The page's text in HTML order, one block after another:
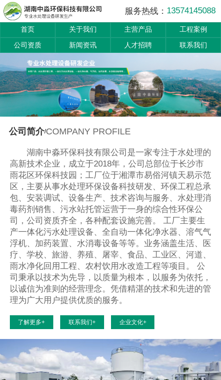
服务热线： 13574145088
首页 关于我们 主营产品
工程案例
公司资质
新闻资讯 人才招聘 联系我们
公司简介/COMPANY PROFILE
湖南中淼环保科技有限公司是一家专注于水处理的
高新技术企业，成立于2018年，公司总部位于长沙市
雨花区环保科技园；工厂位于湘潭市易俗河镇天易示范
区，主要从事水处理环保设备科技研发、环保工程总承
包、安装调试、设备生产、技术咨询与服务、水处理消
毒药剂销售、污水站托管运营于一身的综合性环保公
司，公司资质齐全，各种配套设施完善。 工厂主要生
产一体化污水处理设备、全自动一体化净水器、溶气气
浮机、加药装置、水消毒设备等等。业务涵盖生活、医
疗、学校、旅游、养殖、屠宰、食品、工业区、河道、
雨水净化回用工程、农村饮用水改造工程等项目。 公
司秉承以技术为先导，以质量为根本，以服务为依托，
以诚信为准则的经营理念。凭借精湛的技术和先进的管
理为广大用户提供优质的服务。
了解更多+ 联系我们+ 企业文化+